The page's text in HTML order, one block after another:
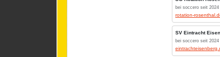
bei soccero seit 2024
rotation-
SV Eintracht
bei soccero seit 2024